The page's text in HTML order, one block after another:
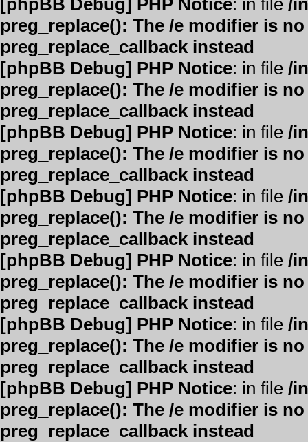
[phpBB Debug] PHP Notice: in file /
preg_replace(): The /e modifier is
preg_replace_callback instead
[phpBB Debug] PHP Notice: in file /
preg_replace(): The /e modifier is
preg_replace_callback instead
[phpBB Debug] PHP Notice: in file /
preg_replace(): The /e modifier is
preg_replace_callback instead
[phpBB Debug] PHP Notice: in file /
preg_replace(): The /e modifier is
preg_replace_callback instead
[phpBB Debug] PHP Notice: in file /
preg_replace(): The /e modifier is
preg_replace_callback instead
[phpBB Debug] PHP Notice: in file /
preg_replace(): The /e modifier is
preg_replace_callback instead
[phpBB Debug] PHP Notice: in file /
preg_replace(): The /e modifier is
preg_replace_callback instead